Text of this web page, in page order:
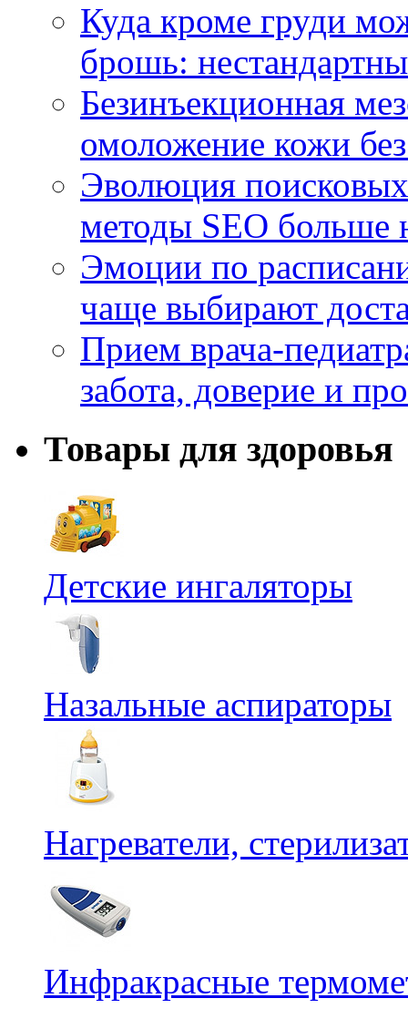
Куда кроме груди
брошь:
Безинъекционная
омоложение кожи
Эволюция
методы SEO больше
Эмоции по
чаще выбирают
Прием врача-
забота, доверие и
Товары для здоровья
Детские ингаляторы
Назальные аспираторы
Нагреватели,
Инфракрасные